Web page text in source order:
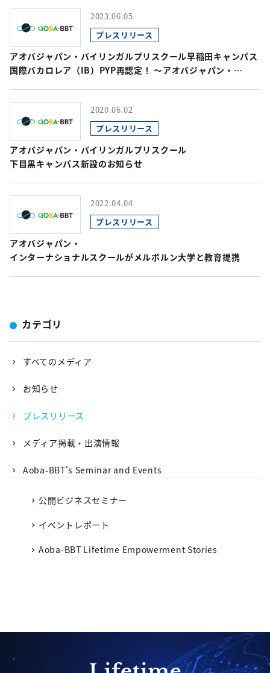
2023.06.05
プレスリリース
アオバジャパン・バイリンガルプリスクール早稲田キャンパス
国際バカロレア（IB）PYP再認定！ ～アオバジャパン・
2020.06.02
プレスリリース
アオバジャパン・バイリンガルプリスクール
下目黒キャンパス新設のお知らせ
2022.04.04
プレスリリース
アオバジャパン・
インターナショナルスクールがメルボルン大学と教育提携
カテゴリ
すべてのメディア
お知らせ
プレスリリース
メディア掲載・出演情報
Aoba-BBT's Seminar and Events
公開ビジネスセミナー
イベントレポート
Aoba-BBT Lifetime Empowerment Stories